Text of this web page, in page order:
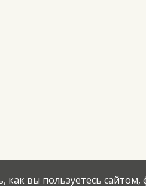
вы пользуетесь